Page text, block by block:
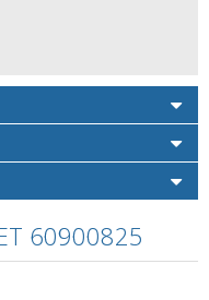
60900825